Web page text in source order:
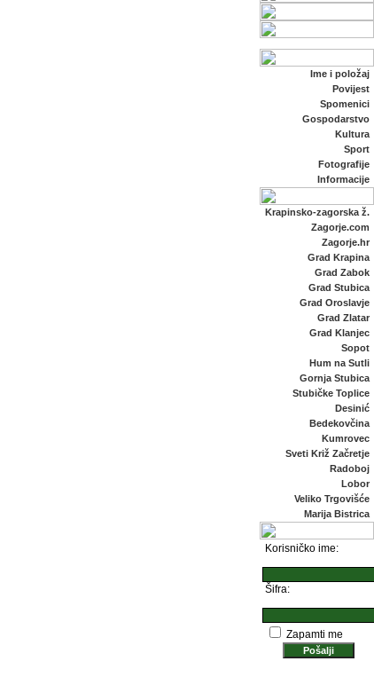
Ime i položaj
Povijest
Spomenici
Gospodarstvo
Kultura
Sport
Fotografije
Informacije
Krapinsko-zagorska ž.
Zagorje.com
Zagorje.hr
Grad Krapina
Grad Zabok
Grad Stubica
Grad Oroslavje
Grad Zlatar
Grad Klanjec
Sopot
Hum na Sutli
Gornja Stubica
Stubičke Toplice
Desinić
Bedekovčina
Kumrovec
Sveti Križ Začretje
Radoboj
Lobor
Veliko Trgovišće
Marija Bistrica
Korisničko ime:
Šifra:
Zapamti me